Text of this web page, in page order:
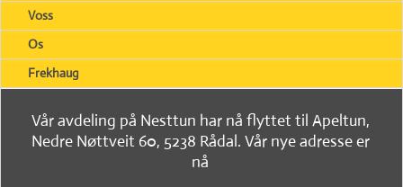
Voss
Os
Frekhaug
Vår avdeling på Nesttun har nå flyttet til Apeltun,
Nedre Nøttveit 60, 5238 Rådal. Vår nye adresse er
nå